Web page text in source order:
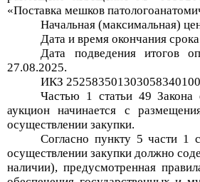
«Поставка мешков
Начальная (максимальная)
Дата и время окончания
Дата подведения итогов
27.08.2025.
ИКЗ
Частью 1 статьи 49 Закона
аукцион начинается с
осуществлении закупки.
Согласно пункту 5 части 1
осуществлении закупки должно
наличии), предусмотренная